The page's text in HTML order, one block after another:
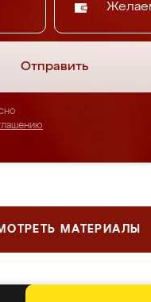
Отправить
МАТЕРИАЛЫ